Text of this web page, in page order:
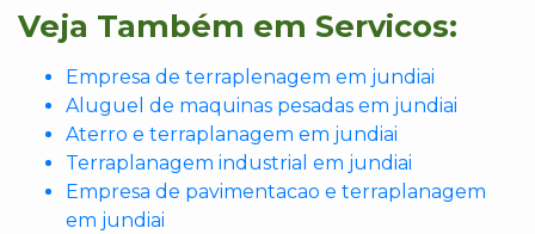
Veja Também em Servicos:
Empresa de terraplenagem em jundiai
Aluguel de maquinas pesadas em jundiai
Aterro e terraplanagem em jundiai
Terraplanagem industrial em jundiai
Empresa de pavimentacao e terraplanagem
em jundiai